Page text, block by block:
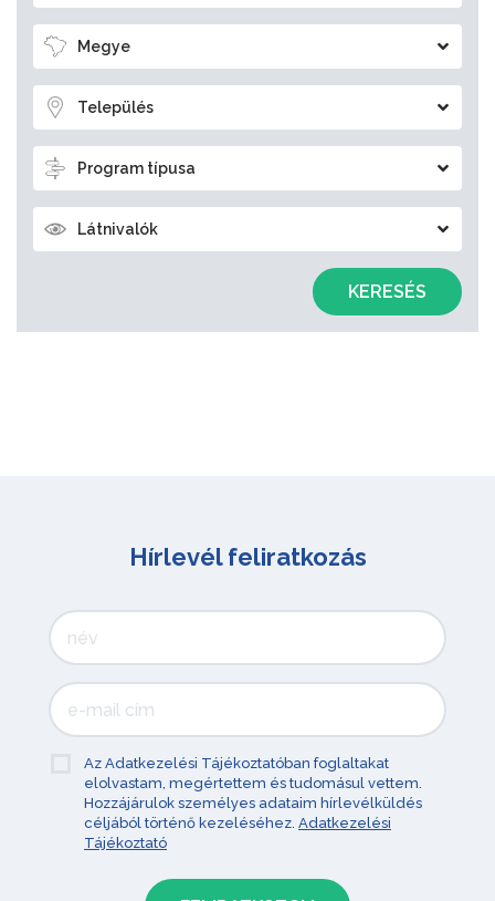
Megye
Település
Program típusa
Látnivalók
KERESÉS
Hírlevél feliratkozás
Az Adatkezelési Tájékoztatóban foglaltakat
elolvastam, megértettem és tudomásul vettem.
Hozzájárulok személyes adataim hírlevélküldés
céljából történő kezeléséhez. Adatkezelési
Tájékoztató